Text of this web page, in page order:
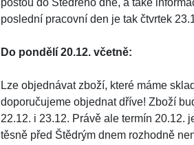
poštou do Štědrého dne, a také
poslední pracovní den je tak čtvrtek
Do pondělí 20.12. včetně:
Lze objednávat zboží, které máme
doporučujeme objednat dříve! Zboží
22.12. i 23.12. Právě ale termín 20.12.
těsně před Štědrým dnem rozhodně